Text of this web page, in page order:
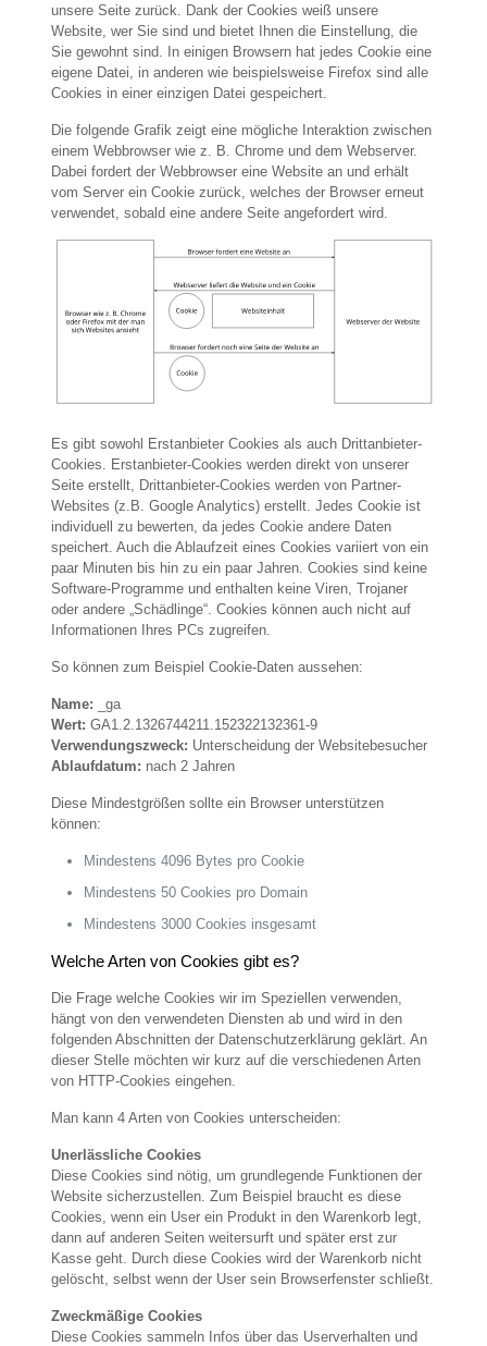
unsere Seite zurück. Dank der Cookies weiß unsere
Website, wer Sie sind und bietet Ihnen die Einstellung, die
Sie gewohnt sind. In einigen Browsern hat jedes Cookie eine
eigene Datei, in anderen wie beispielsweise Firefox sind alle
Cookies in einer einzigen Datei gespeichert.
Die folgende Grafik zeigt eine mögliche Interaktion zwischen
einem Webbrowser wie z. B. Chrome und dem Webserver.
Dabei fordert der Webbrowser eine Website an und erhält
vom Server ein Cookie zurück, welches der Browser erneut
verwendet, sobald eine andere Seite angefordert wird.
Es gibt sowohl Erstanbieter Cookies als auch Drittanbieter-
Cookies. Erstanbieter-Cookies werden direkt von unserer
Seite erstellt, Drittanbieter-Cookies werden von Partner-
Websites (z.B. Google Analytics) erstellt. Jedes Cookie ist
individuell zu bewerten, da jedes Cookie andere Daten
speichert. Auch die Ablaufzeit eines Cookies variiert von ein
paar Minuten bis hin zu ein paar Jahren. Cookies sind keine
Software-Programme und enthalten keine Viren, Trojaner
oder andere „Schädlinge“. Cookies können auch nicht auf
Informationen Ihres PCs zugreifen.
So können zum Beispiel Cookie-Daten aussehen:
Name: _ga
Wert: GA1.2.1326744211.152322132361-9
Verwendungszweck: Unterscheidung der Websitebesucher
Ablaufdatum: nach 2 Jahren
Diese Mindestgrößen sollte ein Browser unterstützen
können:
Mindestens 4096 Bytes pro Cookie
Mindestens 50 Cookies pro Domain
Mindestens 3000 Cookies insgesamt
Welche Arten von Cookies gibt es?
Die Frage welche Cookies wir im Speziellen verwenden,
hängt von den verwendeten Diensten ab und wird in den
folgenden Abschnitten der Datenschutzerklärung geklärt. An
dieser Stelle möchten wir kurz auf die verschiedenen Arten
von HTTP-Cookies eingehen.
Man kann 4 Arten von Cookies unterscheiden:
Unerlässliche Cookies
Diese Cookies sind nötig, um grundlegende Funktionen der
Website sicherzustellen. Zum Beispiel braucht es diese
Cookies, wenn ein User ein Produkt in den Warenkorb legt,
dann auf anderen Seiten weitersurft und später erst zur
Kasse geht. Durch diese Cookies wird der Warenkorb nicht
gelöscht, selbst wenn der User sein Browserfenster schließt.
Zweckmäßige Cookies
Diese Cookies sammeln Infos über das Userverhalten und